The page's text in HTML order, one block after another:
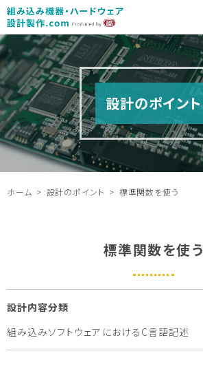
設計のポイント
ホーム 設計のポイント 標準関数を使う
標準関数を使う
設計内容分類
組み込みソフトウェアにおけるC言語記述